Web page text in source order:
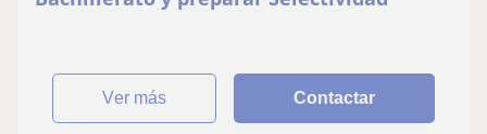
ver más Contactar